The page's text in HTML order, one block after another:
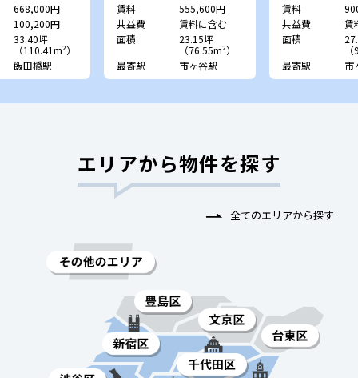
668,000円
100,200円
33.40坪
（110.41m²）
飯田橋駅
賃料
555,600円
共益費
賃料に含む
面積
23.15坪
（76.55m²）
最寄駅
市ヶ谷駅
賃料
共益費
賃
面積
最寄駅
市
エリアから物件を探す
全てのエリアから探す